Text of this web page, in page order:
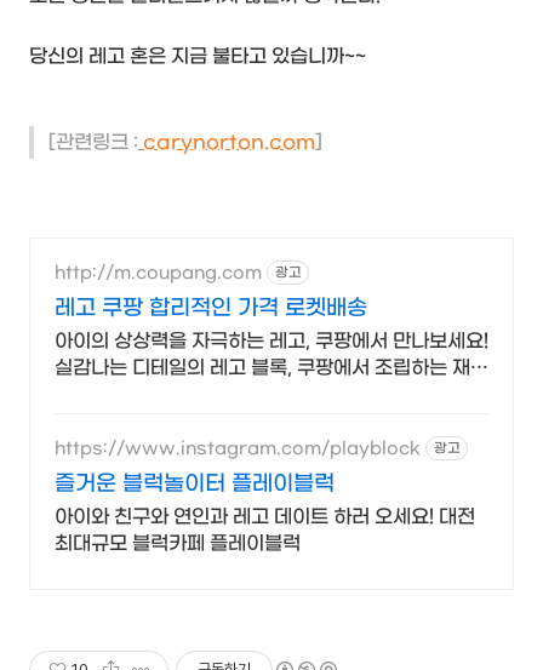
당신의 레고 혼은 지금 불타고 있습니까~~
[관련링크 : carynorton.com]
http://m.coupang.com 광고
레고 쿠팡 합리적인 가격 로켓배송
아이의 상상력을 자극하는 레고, 쿠팡에서 만나보세요!
실감나는 디테일의 레고 블록, 쿠팡에서 조립하는 재미
https://www.instagram.com/playblock 광고
즐거운 블럭놀이터 플레이블럭
아이와 친구와 연인과 레고 데이트 하러 오세요! 대전
최대규모 블럭카페 플레이블럭